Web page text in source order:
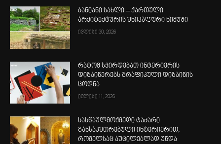
ბანიანი სახლი – ქართული
არქიტექტურის უნიკალური ნიმუში
ივლისი 30, 2026
რატომ სჭირდებათ ინტერიერის
დიზაინერებს გრაფიკული დიზაინის
ცოდნა
ივლისი 11, 2026
სასწაულმოქმედი ტაძარი
განსაკუთრებული ინტერიერით,
რომელსაც აუცილებლად უნდა